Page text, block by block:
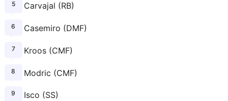
Carvajal (RB)
Casemiro (DMF)
Kroos (CMF)
Modric (CMF)
Isco (SS)